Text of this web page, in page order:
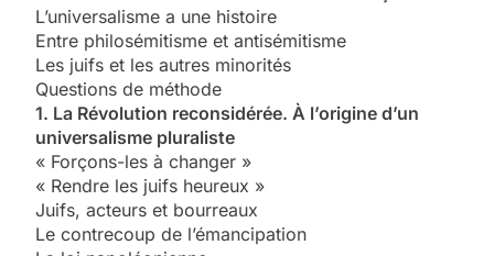
L’universalisme a une histoire
Entre philosémitisme et antisémitisme
Les juifs et les autres minorités
Questions de méthode
1. La Révolution reconsidérée. À l’origine d’un
universalisme pluraliste
« Forçons-les à changer »
« Rendre les juifs heureux »
Juifs, acteurs et bourreaux
Le contrecoup de l’émancipation